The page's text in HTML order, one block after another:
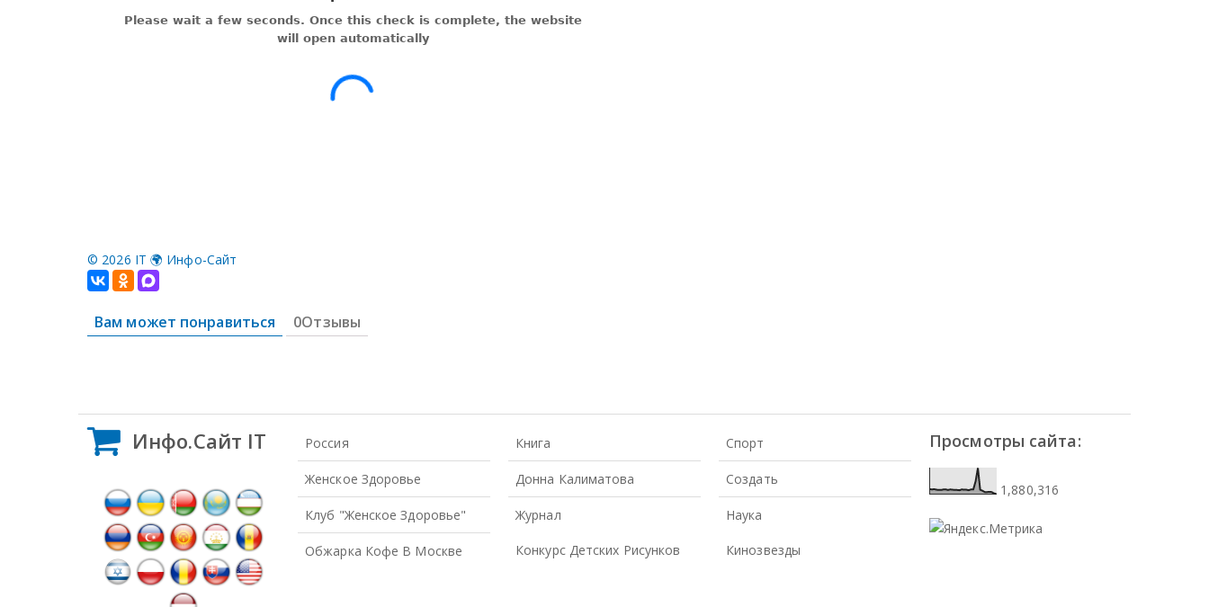
© 2026 IT 🌍 Инфо-Сайт
Вам может понравиться 0Отзывы
Инфо.Сайт IT Россия
Женское Здоровье
Клуб "Женское Здоровье"
Обжарка Кофе В Москве
Книга
Донна Калиматова
Журнал
Конкурс Детских Рисунков
Спорт
Создать
Наука
Кинозвезды
Просмотры сайта:
1,880,316